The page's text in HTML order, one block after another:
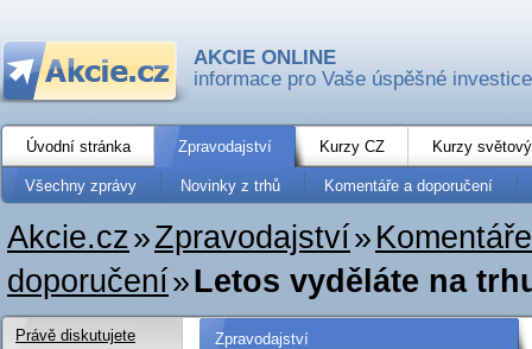
AKCIE ONLINE
informace pro Vaše úspěšné investice
Úvodní stránka Zpravodajství Kurzy CZ Kurzy
Všechny zprávy Novinky z trhů Komentáře a doporučení
Akcie.cz»Zpravodajství»
doporučení»Letos vyděláte na
Zpravodajství
Právě diskutujete